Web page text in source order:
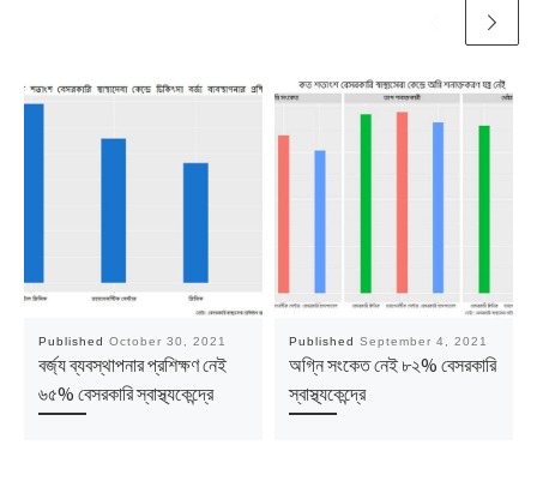
Published October 30, 2021
বর্জ্য ব্যবস্থাপনার প্রশিক্ষণ নেই
৬৫% বেসরকারি স্বাস্থ্যকেন্দ্রে
Published September 4, 2021
অগ্নি সংকেত নেই ৮২% বেসরকারি
স্বাস্থ্যকেন্দ্রে